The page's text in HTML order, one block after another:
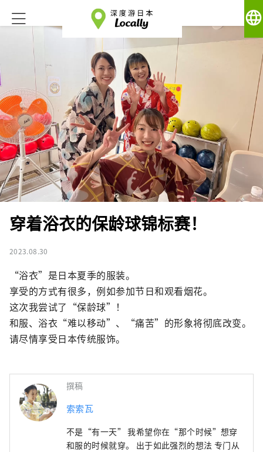
language
穿着浴衣的保龄球锦标赛！
2023.08.30
“浴衣”是日本夏季的服装。
享受的方式有很多，例如参加节日和观看烟花。
这次我尝试了“保龄球”！
和服、浴衣“难以移动”、“痛苦”的形象将彻底改变。
请尽情享受日本传统服饰。
撰稿
索索瓦
不是“有一天” 我希望你在“那个时候”想穿
和服的时候就穿。 出于如此强烈的想法 专门从